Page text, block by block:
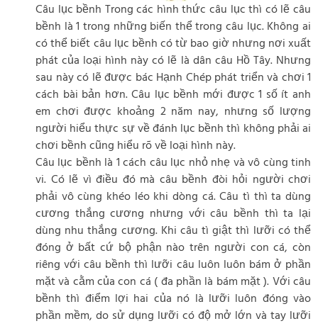
Câu lục bềnh Trong các hình thức câu lục thì có lẽ câu
bềnh là 1 trong những biến thể trong câu lục. Không ai
có thể biết câu lục bềnh có từ bao giờ nhưng nơi xuất
phát của loại hình này có lẽ là dân câu Hồ Tây. Nhưng
sau này có lẽ được bác Hạnh Chép phát triển và chơi 1
cách bài bản hơn. Câu lục bềnh mới được 1 số ít anh
em chơi được khoảng 2 năm nay, nhưng số lượng
người hiểu thực sự về đánh lục bềnh thì không phải ai
chơi bềnh cũng hiểu rõ về loại hình này.
Câu lục bềnh là 1 cách câu lục nhỏ nhẹ và vô cùng tinh
vi. Có lẽ vì điều đó mà câu bềnh đòi hỏi người chơi
phải vô cùng khéo léo khi dòng cá. Câu tì thì ta dùng
cương thắng cương nhưng với câu bềnh thì ta lại
dùng nhu thắng cương. Khi câu tì giật thì lưỡi có thể
đóng ở bất cứ bộ phận nào trên người con cá, còn
riêng với câu bềnh thì lưỡi câu luôn luôn bám ở phần
mặt và cằm của con cá ( đa phần là bám mặt ). Với câu
bềnh thì điểm lợi hai của nó là lưỡi luôn đóng vào
phần mềm, do sử dụng lưỡi có độ mở lớn và tay lưỡi